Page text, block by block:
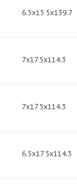
6.5x15 5x139.7
7x17 5x114.3
7x17 5x114.3
6.5x17 5x114.3